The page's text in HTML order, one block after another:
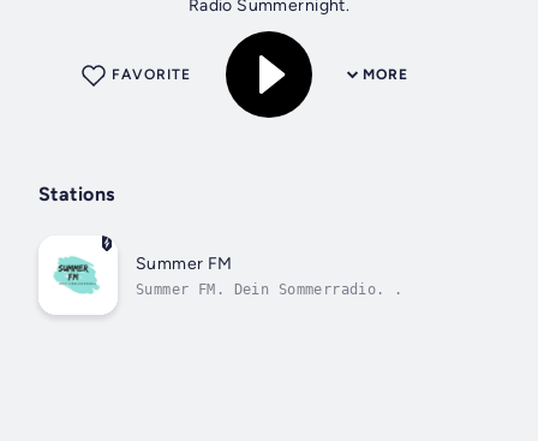
Radio Summernight.
MORE
FAVORITE
Stations
Summer FM
Summer FM. Dein Sommerradio. .